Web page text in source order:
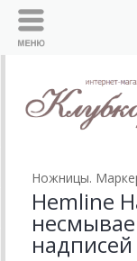
Ножницы.
Hemline